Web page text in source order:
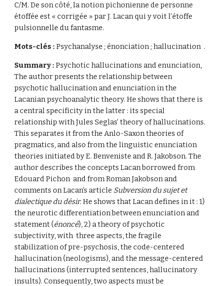
C/M. De son côté, la notion pichonienne de personne
étoffée est « corrigée » par J. Lacan qui y voit l’étoffe
pulsionnelle du fantasme.
Mots-clés : Psychanalyse ; énonciation ; hallucination  .
Summary : Psychotic hallucinations and enunciation,
The author presents the relationship between
psychotic hallucination and enunciation in the
Lacanian psychoanalytic theory. He shows that there is
a central specificity in the latter : its special
relationship with Jules Seglas’ theory of hallucinations.
This separates it from the Anlo-Saxon theories of
pragmatics, and also from the linguistic enunciation
theories initiated by E. Benveniste and R. Jakobson. The
author describes the concepts Lacan borrowed from
Edouard Pichon  and from Roman Jakobson and
comments on Lacan’s article Subversion du sujet et
dialectique du désir. He shows that Lacan defines in it : 1)
the neurotic differentiation between enunciation and
statement (énoncé), 2) a theory of psychotic
subjectivity, with  three aspects, the fragile
stabilization of pre-psychosis, the code-centered
hallucination (neologisms), and the message-centered
hallucinations (interrupted sentences, hallucinatory
insults). Consequently, two aspects must be